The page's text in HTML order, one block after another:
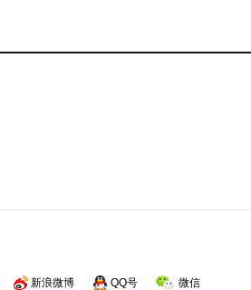
新浪微博 QQ号 微信